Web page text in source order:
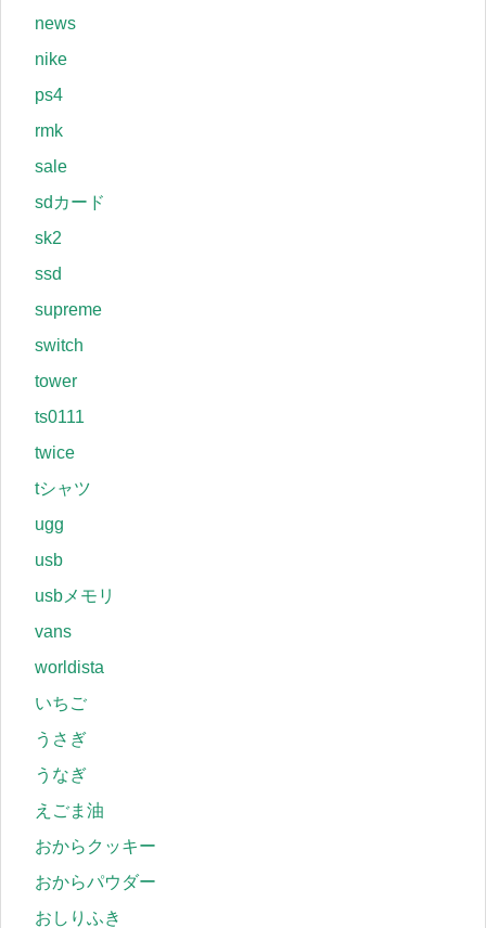
news
nike
ps4
rmk
sale
sdカード
sk2
ssd
supreme
switch
tower
ts0111
twice
tシャツ
ugg
usb
usbメモリ
vans
worldista
いちご
うさぎ
うなぎ
えごま油
おからクッキー
おからパウダー
おしりふき